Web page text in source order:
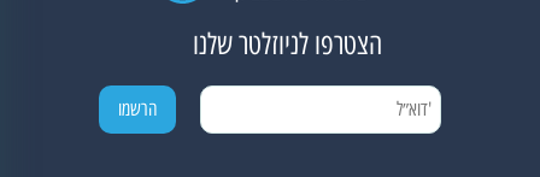
הצטרפו לניוזלטר שלנו